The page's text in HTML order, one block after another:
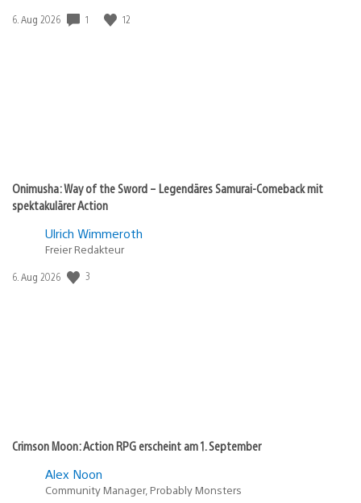
Veröffentlichungsdatum:
6. Aug 2026 1 12
Onimusha: Way of the Sword – Legendäres Samurai-Comeback mit
spektakulärer Action
Ulrich Wimmeroth
Freier Redakteur
Veröffentlichungsdatum:
6. Aug 2026 3
Crimson Moon: Action RPG erscheint am 1. September
Alex Noon
Community Manager, Probably Monsters